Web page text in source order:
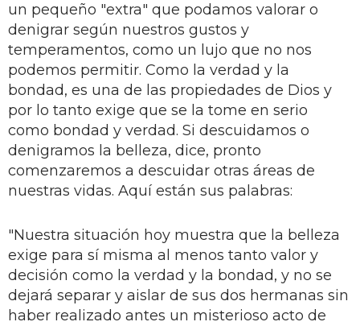
un pequeño "extra" que podamos valorar o
denigrar según nuestros gustos y
temperamentos, como un lujo que no nos
podemos permitir. Como la verdad y la
bondad, es una de las propiedades de Dios y
por lo tanto exige que se la tome en serio
como bondad y verdad. Si descuidamos o
denigramos la belleza, dice, pronto
comenzaremos a descuidar otras áreas de
nuestras vidas. Aquí están sus palabras:
"Nuestra situación hoy muestra que la belleza
exige para sí misma al menos tanto valor y
decisión como la verdad y la bondad, y no se
dejará separar y aislar de sus dos hermanas sin
haber realizado antes un misterioso acto de